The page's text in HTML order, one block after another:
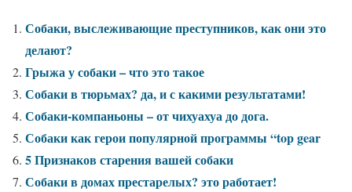
Собаки, выслеживающие преступников, как они это
делают?
Грыжа у собаки – что это такое
Собаки в тюрьмах? да, и с какими результатами!
Собаки-компаньоны – от чихуахуа до дога.
Собаки как герои популярной программы “top gear
5 Признаков старения вашей собаки
Собаки в домах престарелых? это работает!